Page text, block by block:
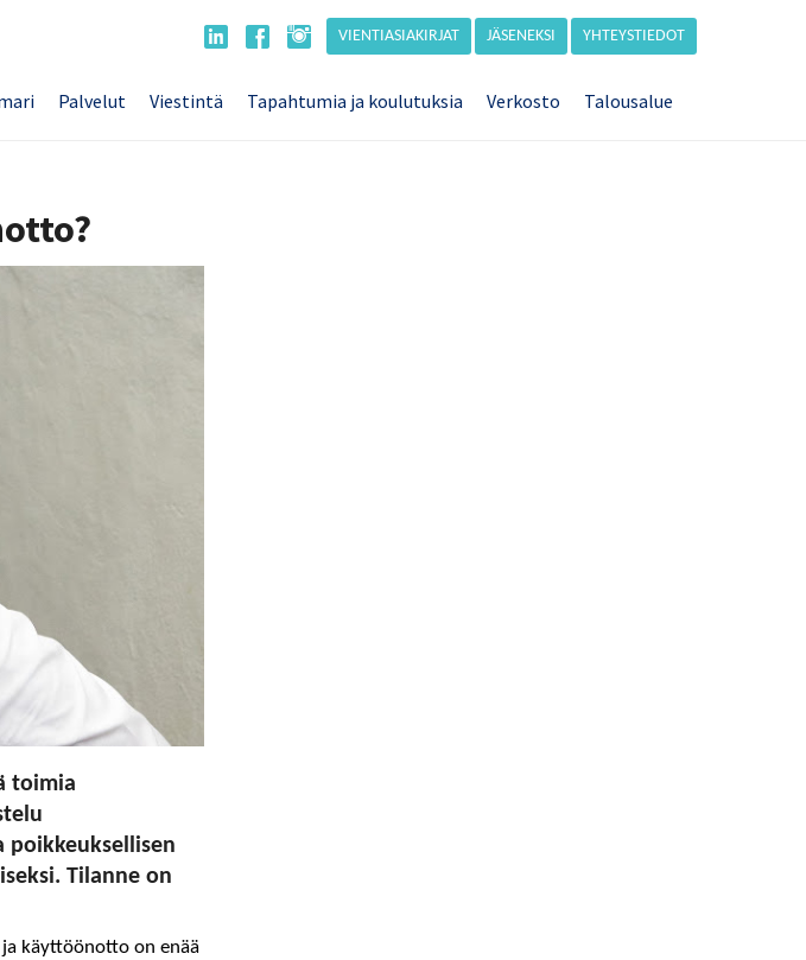
VIENTIASIAKIRJAT JÄSENEKSI YHTEYSTIEDOT
Palvelut Viestintä Tapahtumia ja koulutuksia Verkosto Talousalue
toimia
poikkeuksellisen
Tilanne on
käyttöönotto on enää